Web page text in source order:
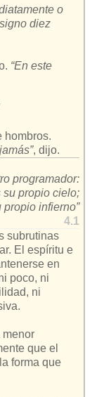
o
diez
“En este
hombros.
, dijo.
programador:
su propio cielo;
infierno”
4.1
subrutinas
El espíritu e
en
poco, ni
ni
menor
que el
forma que